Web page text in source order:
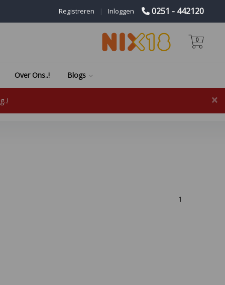
0251 - 442120
Inloggen
|
Registreren
0
Over Ons..! Blogs
×
1